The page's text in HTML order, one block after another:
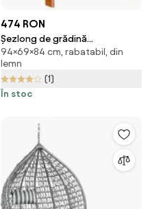
474 RON
Șezlong de grădină
ADIRONDACK, rabatabil,
69x84x94cm, natur maro
Casaria
94×69×84 cm, rabatabil, din
lemn
(1)
În stoc